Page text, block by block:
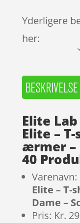
Yderligere
her:
Elite
Elite –
ærmer –
40
Varenavn:
Elite – T-
Dame –
Pris: Kr.